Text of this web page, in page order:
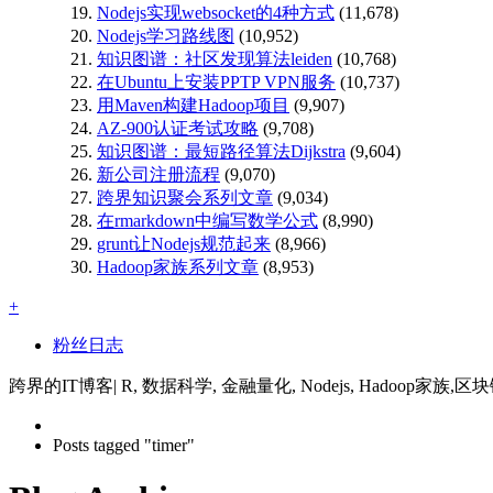
Nodejs实现websocket的4种方式 (11,678)
Nodejs学习路线图 (10,952)
知识图谱：社区发现算法leiden (10,768)
在Ubuntu上安装PPTP VPN服务 (10,737)
用Maven构建Hadoop项目 (9,907)
AZ-900认证考试攻略 (9,708)
知识图谱：最短路径算法Dijkstra (9,604)
新公司注册流程 (9,070)
跨界知识聚会系列文章 (9,034)
在rmarkdown中编写数学公式 (8,990)
grunt让Nodejs规范起来 (8,966)
Hadoop家族系列文章 (8,953)
+
粉丝日志
跨界的IT博客| R, 数据科学, 金融量化, Nodejs, Hadoop家族,区
Posts tagged "timer"